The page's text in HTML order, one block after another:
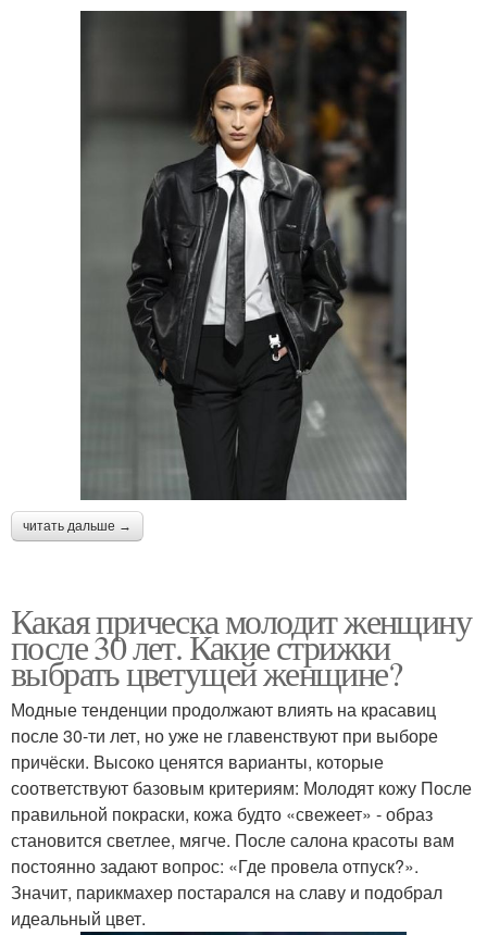
читать дальше →
Какая прическа молодит женщину
после 30 лет. Какие стрижки
выбрать цветущей женщине?
Модные тенденции продолжают влиять на красавиц
после 30-ти лет, но уже не главенствуют при выборе
причёски. Высоко ценятся варианты, которые
соответствуют базовым критериям: Молодят кожу После
правильной покраски, кожа будто «свежеет» - образ
становится светлее, мягче. После салона красоты вам
постоянно задают вопрос: «Где провела отпуск?».
Значит, парикмахер постарался на славу и подобрал
идеальный цвет.